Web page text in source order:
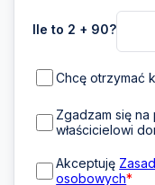
Ile to 2 + 90?
Chcę otrzymać
Zgadzam się
właścicielowi
Akceptuję
osobowych*